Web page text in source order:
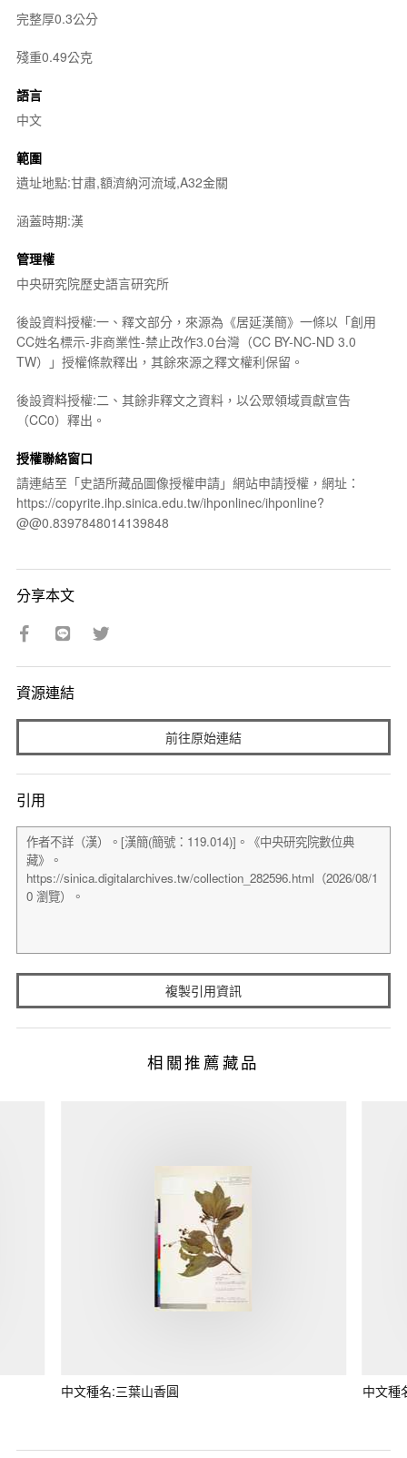
完整厚0.3公分
殘重0.49公克
語言
中文
範圍
遺址地點:甘肅,額濟納河流域,A32金關
涵蓋時期:漢
管理權
中央研究院歷史語言研究所
後設資料授權:一、釋文部分，來源為《居延漢簡》一條以「創用
CC姓名標示-非商業性-禁止改作3.0台灣（CC BY-NC-ND 3.0
TW）」授權條款釋出，其餘來源之釋文權利保留。
後設資料授權:二、其餘非釋文之資料，以公眾領域貢獻宣告
（CC0）釋出。
授權聯絡窗口
請連結至「史語所藏品圖像授權申請」網站申請授權，網址：
https://copyrite.ihp.sinica.edu.tw/ihponlinec/ihponline?
@@0.8397848014139848
分享本文
資源連結
前往原始連結
引用
複製引用資訊
相關推薦藏品
中文種名:三葉山香圓 中文種